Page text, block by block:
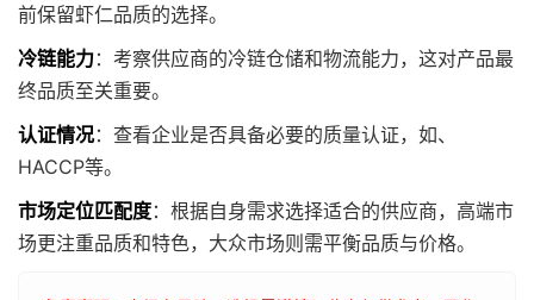
前保留虾仁品质的选择。
冷链能力：考察供应商的冷链仓储和物流能力，这对产品最
终品质至关重要。
认证情况：查看企业是否具备必要的质量认证，如、
HACCP等。
市场定位匹配度：根据自身需求选择适合的供应商，高端市
场更注重品质和特色，大众市场则需平衡品质与价格。